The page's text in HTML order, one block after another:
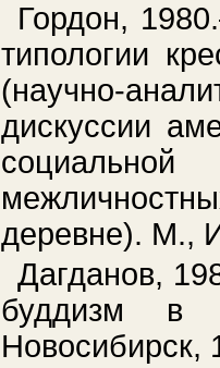
Гордон,
типологии
(научно-
дискуссии
деревне). М.,
Дагданов,
буддизм в
Новосибирск,